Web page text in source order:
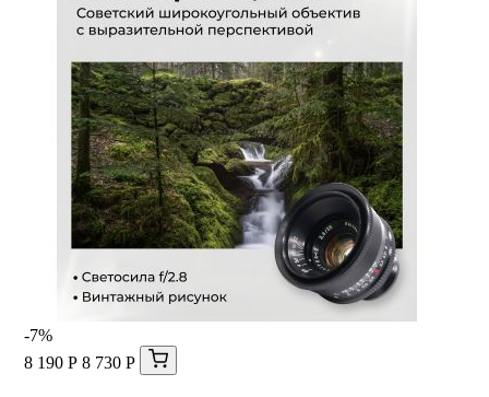
-7%
8 190 Р 8 730 Р